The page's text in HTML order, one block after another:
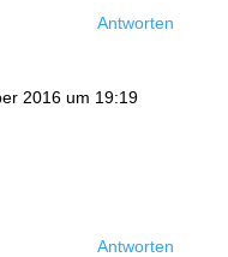
Antworten
2016 um 19:19
Antworten